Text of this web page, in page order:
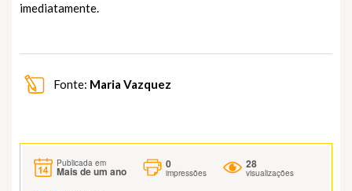
imediatamente.
Fonte: Maria Vazquez
Publicada em
Mais de um ano
0
impressões
28
visualizações